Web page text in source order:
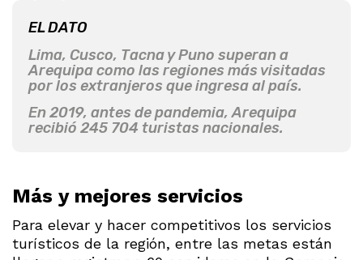
EL DATO
Lima, Cusco, Tacna y Puno superan a
Arequipa como las regiones más visitadas
por los extranjeros que ingresa al país.
En 2019, antes de pandemia, Arequipa
recibió 245 704 turistas nacionales.
Más y mejores servicios
Para elevar y hacer competitivos los servicios
turísticos de la región, entre las metas están